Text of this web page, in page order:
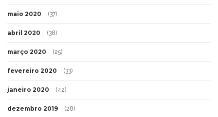
maio 2020 (37)
abril 2020 (38)
março 2020 (25)
fevereiro 2020 (33)
janeiro 2020 (42)
dezembro 2019 (28)